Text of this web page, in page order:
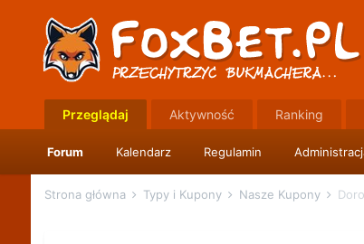
Przeglądaj
Forum Kalendarz Regulamin
Aktywność Ranking
Strona główna Typy i Kupony Nasze Kupony